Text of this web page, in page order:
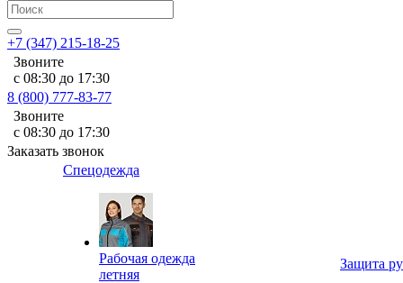
+7 (347) 215-18-25
Звоните
с 08:30 до 17:30
8 (800) 777-83-77
Звоните
с 08:30 до 17:30
Заказать звонок
Спецодежда
Рабочая одежда
летняя
Защита